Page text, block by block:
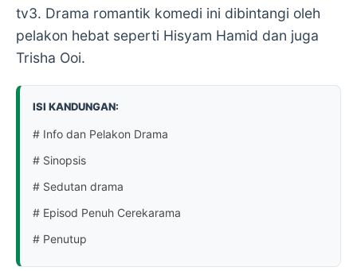
tv3. Drama romantik komedi ini dibintangi oleh
pelakon hebat seperti Hisyam Hamid dan juga
Trisha Ooi.
ISI KANDUNGAN:
# Info dan Pelakon Drama
# Sinopsis
# Sedutan drama
# Episod Penuh Cerekarama
# Penutup